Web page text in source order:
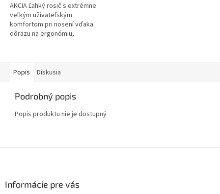
AKCIA Ľahký rosič s extrémne
veľkým užívateľským
komfortom pri nosení vďaka
dôrazu na ergonómiu,
Popis
Diskusia
Podrobný popis
Popis produktu nie je dostupný
Informácie pre vás